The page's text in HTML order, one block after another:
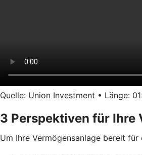
Quelle: Union Investment • Länge:
3 Perspektiven für
Um Ihre Vermögensanlage bereit